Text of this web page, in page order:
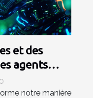
et des
agents
notre manière